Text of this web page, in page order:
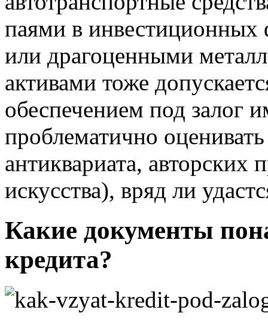
паями в
или драгоценными
активами тоже
обеспечением под залог
проблематично
антиквариата, авторских
искусства), вряд ли
Какие документы
кредита?